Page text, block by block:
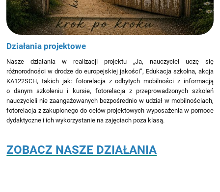
Działania projektowe
Nasze działania w realizacji projektu „Ja, nauczyciel uczę się
różnorodności w drodze do europejskiej jakości”, Edukacja szkolna, akcja
KA122SCH, takich jak: fotorelacja z odbytych mobilności z informacją
o danym szkoleniu i kursie, fotorelacja z przeprowadzonych szkoleń
nauczycieli nie zaangażowanych bezpośrednio w udział w mobilnościach,
fotorelacja z zakupionego do celów projektowych wyposażenia w pomoce
dydaktyczne i ich wykorzystanie na zajęciach poza klasą.
ZOBACZ NASZE DZIAŁANIA